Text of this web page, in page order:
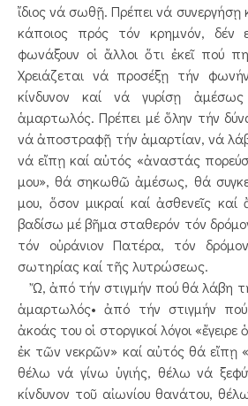
ἴδιος νά σωθῇ. Πρέπει νά
κάποιος πρός τόν κρημνόν, δέν
φωνάξουν οἱ ἄλλοι ὅτι ἐκεῖ πού
Χρειάζεται νά προσέξῃ τήν
κίνδυνον καί νά γυρίσῃ
ἁμαρτωλός. Πρέπει μέ ὅλην τήν
νά ἀποστραφῇ τήν ἁμαρτίαν, νά
νά εἴπῃ καί αὐτός «ἀναστάς
μου», θά σηκωθῶ ἀμέσως, θά
μου, ὅσον μικραί καί ἀσθενεῖς
βαδίσω μέ βῆμα σταθερόν τόν
τόν οὐράνιον Πατέρα, τόν
σωτηρίας καί τῆς λυτρώσεως.
Ὤ, ἀπό τήν στιγμήν πού θά λάβη
ἁμαρτωλός• ἀπό τήν στιγμήν
ἀκοάς του οἱ στοργικοί λόγοι
ἐκ τῶν νεκρῶν» καί αὐτός θά
θέλω νά γίνω ὑγιής, θέλω νά
κίνδυνον τοῦ αἰωνίου θανάτου,